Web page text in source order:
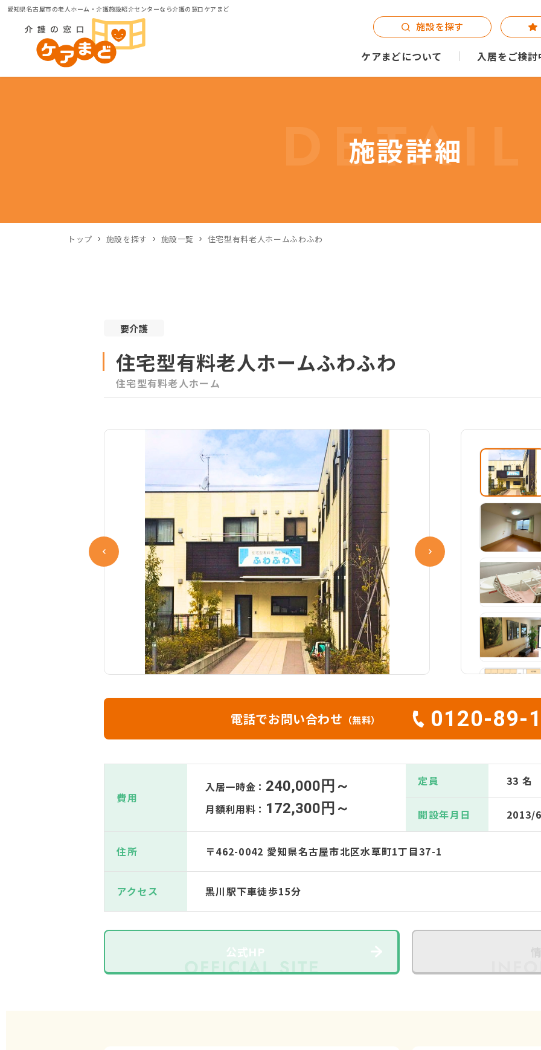
愛知県名古屋市の老人ホーム・介護施設紹介センターなら介護の窓口ケアまど
ケアまどについて 入居をご検
施設を探す
DETAIL
施設詳細
トップ 施設を探す 施設一覧 住宅型有料老人ホームふわふわ
要介護
住宅型有料老人ホームふわふわ
住宅型有料老人ホーム
電話でお問い合わせ （無料） 0120-89-
費用
入居一時金： 240,000円～
月額利用料： 172,300円～
定員 33 名
開設年月日 2013/
住所 〒462-0042 愛知県名古屋市北区水草町1丁目37-1
アクセス 黒川駅下車徒歩15分
公式HP